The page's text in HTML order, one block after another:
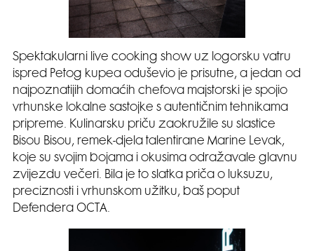
Spektakularni live cooking show uz logorsku vatru
ispred Petog kupea oduševio je prisutne, a jedan od
najpoznatijih domaćih chefova majstorski je spojio
vrhunske lokalne sastojke s autentičnim tehnikama
pripreme. Kulinarsku priču zaokružile su slastice
Bisou Bisou, remek-djela talentirane Marine Levak,
koje su svojim bojama i okusima odražavale glavnu
zvijezdu večeri. Bila je to slatka priča o luksuzu,
preciznosti i vrhunskom užitku, baš poput
Defendera OCTA.